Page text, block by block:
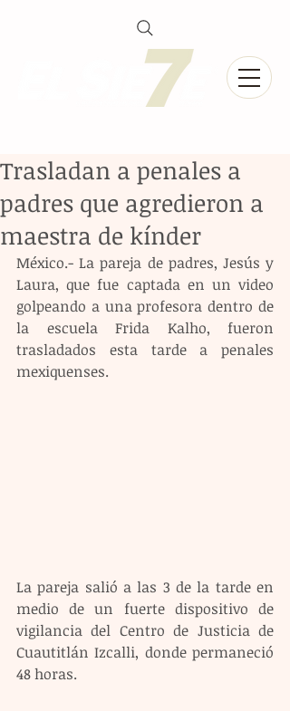
Trasladan a penales a
padres que agredieron a
maestra de kínder
México.- La pareja de padres, Jesús y
Laura, que fue captada en un video
golpeando a una profesora dentro de
la escuela Frida Kalho, fueron
trasladados esta tarde a penales
mexiquenses.
La pareja salió a las 3 de la tarde en
medio de un fuerte dispositivo de
vigilancia del Centro de Justicia de
Cuautitlán Izcalli, donde permaneció
48 horas.